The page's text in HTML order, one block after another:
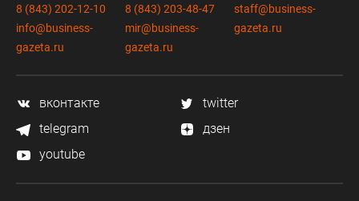
8 (843) 202-12-10
info@business-
gazeta.ru
8 (843) 203-48-47
mir@business-
gazeta.ru
staff@business-
gazeta.ru
вконтакте
twitter
telegram
дзен
youtube